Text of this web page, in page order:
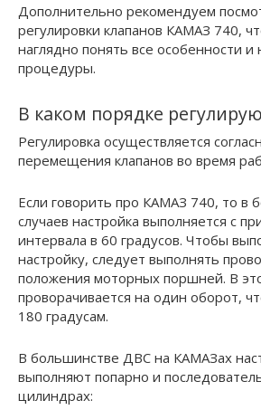
Дополнительно рекомендуем
регулировки клапанов КАМАЗ 740,
наглядно понять все особенности
процедуры.
В каком порядке
Регулировка осуществляется
перемещения клапанов во время
Если говорить про КАМАЗ 740, то в
случаев настройка выполняется с
интервала в 60 градусов. Чтобы
настройку, следует выполнять
положения моторных поршней. В
проворачивается на один оборот,
180 градусам.
В большинстве ДВС на КАМАЗах
выполняют попарно и
цилиндрах: